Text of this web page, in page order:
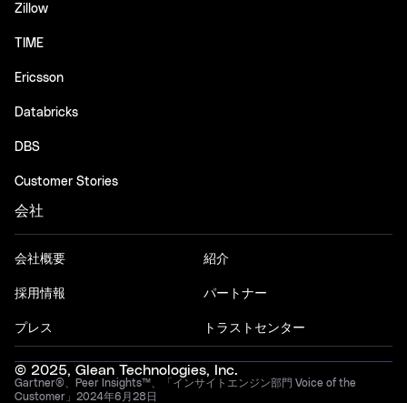
Zillow
TIME
Ericsson
Databricks
DBS
Customer Stories
会社
会社概要
採用情報
プレス
紹介
パートナー
トラストセンター
© 2025, Glean Technologies, Inc.
Gartner®、Peer Insights™、「インサイトエンジン部門 Voice of the
Customer」2024年6月28日